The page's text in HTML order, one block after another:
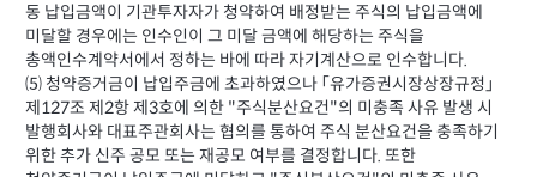
동 납입금액이 기관투자자가 청약하여 배정받는 주식의 납입금액에
미달할 경우에는 인수인이 그 미달 금액에 해당하는 주식을
총액인수계약서에서 정하는 바에 따라 자기계산으로 인수합니다.
⑸ 청약증거금이 납입주금에 초과하였으나 「유가증권시장상장규정」
제127조 제2항 제3호에 의한 "주식분산요건"의 미충족 사유 발생 시
발행회사와 대표주관회사는 협의를 통하여 주식 분산요건을 충족하기
위한 추가 신주 공모 또는 재공모 여부를 결정합니다. 또한